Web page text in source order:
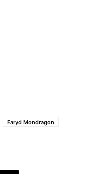
Faryd Mondragon